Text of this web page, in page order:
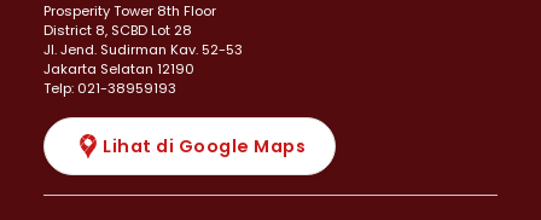
Prosperity Tower 8th Floor
District 8, SCBD Lot 28
JI. Jend. Sudirman Kav. 52-53
Jakarta Selatan 12190
Telp: 021-38959193
Lihat di Google Maps